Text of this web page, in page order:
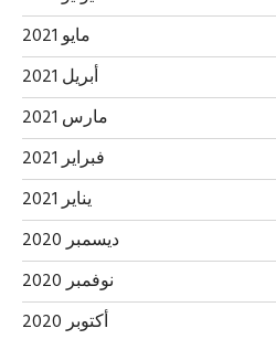
مايو 2021
أبريل 2021
مارس 2021
فبراير 2021
يناير 2021
ديسمبر 2020
نوفمبر 2020
أكتوبر 2020